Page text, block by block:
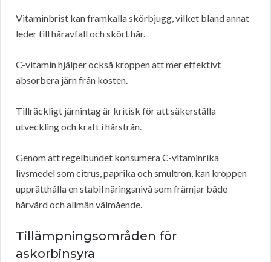
Vitaminbrist kan framkalla skörbjugg, vilket bland annat
leder till håravfall och skört hår.
C-vitamin hjälper också kroppen att mer effektivt
absorbera järn från kosten.
Tillräckligt järnintag är kritisk för att säkerställa
utveckling och kraft i hårstrån.
Genom att regelbundet konsumera C-vitaminrika
livsmedel som citrus, paprika och smultron, kan kroppen
upprätthålla en stabil näringsnivå som främjar både
hårvård och allmän välmående.
Tillämpningsområden för
askorbinsyra